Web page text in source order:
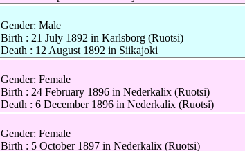
Gender: Male
Birth : 21 July 1892 in Karlsborg (Ruotsi)
Death : 12 August 1892 in Siikajoki
Gender: Female
Birth : 24 February 1896 in Nederkalix (Ruotsi)
Death : 6 December 1896 in Nederkalix (Ruotsi)
Gender: Female
Birth : 5 October 1897 in Nederkalix (Ruotsi)